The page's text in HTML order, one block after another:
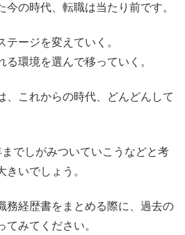
の時代、転職は当たり前です。
テージを変えていく。
る環境を選んで移っていく。
、これからの時代、どんどんして
でしがみついていこうなどと考
きいでしょう。
務経歴書をまとめる際に、過去の
みてください。